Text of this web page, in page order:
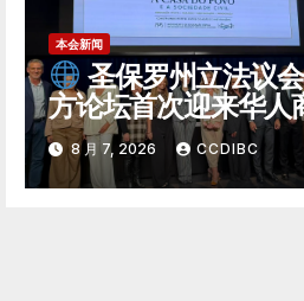
本会新闻
圣保罗州立法议
方论坛首次迎来华人
会！CCDIBC打通中
企对话「高速通道」
8 月 7, 2026 CCDIBC